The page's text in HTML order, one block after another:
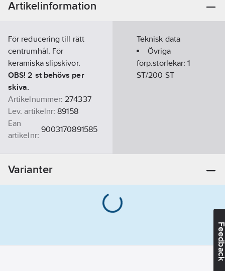
Artikelinformation
För reducering till rätt
centrumhål. För
keramiska slipskivor.
OBS! 2 st behövs per
skiva.
Artikelnummer: 274337
Lev. artikelnr: 89158
Ean
artikelnr:
9003170891585
Teknisk data
Övriga
förp.storlekar:1
ST/200 ST
Varianter